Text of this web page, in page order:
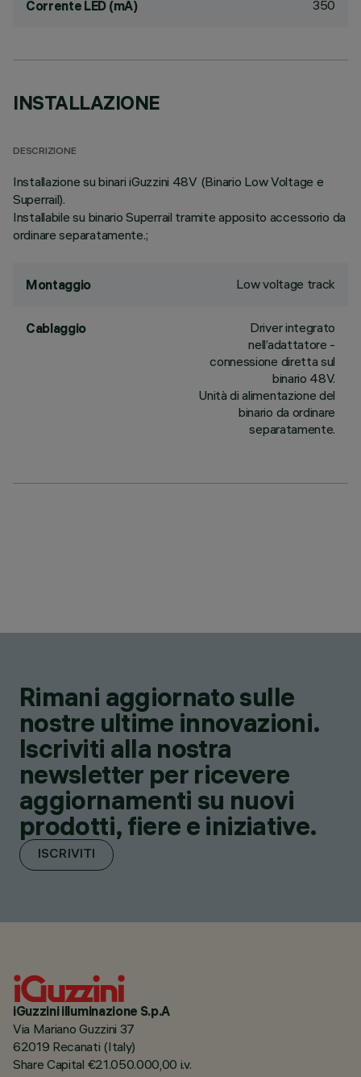
Corrente LED (mA) 350
INSTALLAZIONE
DESCRIZIONE
Installazione su binari iGuzzini 48V (Binario Low Voltage e
Superrail).
Installabile su binario Superrail tramite apposito accessorio da
ordinare separatamente.;
Montaggio Low voltage track
Cablaggio
Driver integrato
nell’adattatore -
connessione diretta sul
binario 48V.
Unità di alimentazione del
binario da ordinare
separatamente.
Rimani aggiornato sulle
nostre ultime innovazioni.
Iscriviti alla nostra
newsletter per ricevere
aggiornamenti su nuovi
prodotti, fiere e iniziative.
ISCRIVITI
iGuzzini illuminazione S.p.A
Via Mariano Guzzini 37
62019 Recanati (Italy)
Share Capital €21.050.000,00 i.v.